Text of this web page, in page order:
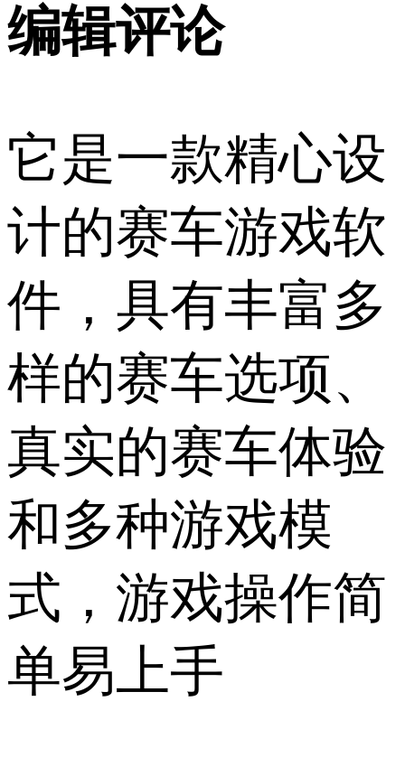
编辑评论
它是一款精心设
计的赛车游戏软
件，具有丰富多
样的赛车选项、
真实的赛车体验
和多种游戏模
式，游戏操作简
单易上手